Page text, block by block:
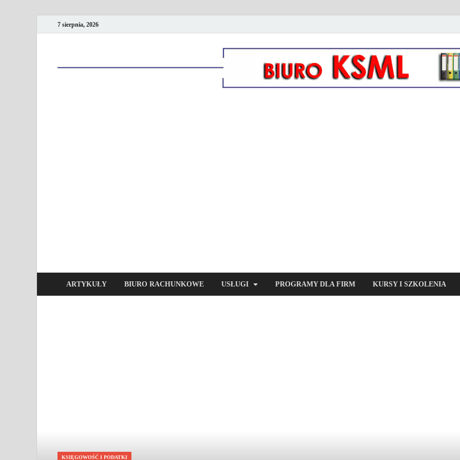
7 sierpnia, 2026
ARTYKUŁY BIURO RACHUNKOWE USŁUGI PROGRAMY DLA FIRM KURSY I SZKOLENIA
KSIĘGOWOŚĆ I PODATKI